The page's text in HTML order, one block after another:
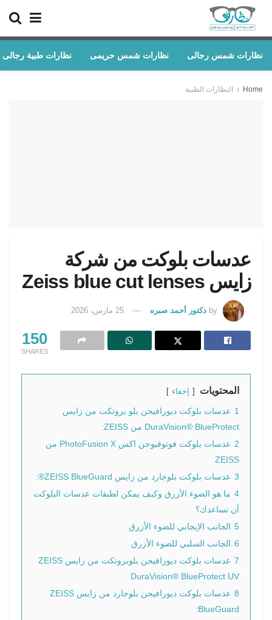
نظارات شمس رجالى نظارات شمس حريمى نظارات طبية رجالى
Home النظارات الطبية
عدسات بلوكت من شركة
زايس Zeiss blue cut lenses
by دكتور أحمد صبره 25 مارس، 2026
150
SHARES
المحتويات إخفاء
1 عدسات بلوكت ديورافيجن بلو بروتكت من زايس
DuraVision® BlueProtect من ZEISS:
2
عدسات بلوكت فوتوفيوجن اكس PhotoFusion X من
ZEISS
3 عدسات بلوكت بلوجارد من زايس ZEISS BlueGuard®:
4 ما هو الضوء الأزرق وكيف يمكن لطبقات عدسات البلوكت
أن تساعدك؟
5 الجانب الإيجابي للضوء الأزرق
6 الجانب السلبي للضوء الأزرق
7
عدسات بلوكت ديورافيجن بلوبروتكت من زايس ZEISS
DuraVision® BlueProtect UV
8
عدسات بلوكت ديورافيجن بلوجارد من زايس ZEISS
BlueGuard: